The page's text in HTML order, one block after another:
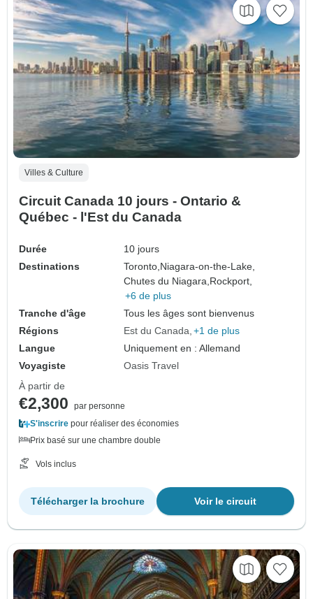
Villes & Culture
Circuit Canada 10 jours - Ontario &
Québec - l'Est du Canada
Durée
10 jours
Destinations
Toronto, Niagara-on-the-Lake,
Chutes du Niagara, Rockport,
+6 de plus
Tranche d'âge
Tous les âges sont bienvenus
Régions
Est du Canada +1 de plus
Langue
Uniquement en : Allemand
Voyagiste
Oasis Travel
À partir de
€2,300
par personne
S'inscrire pour réaliser des économies
Prix basé sur une chambre double
Vols inclus
Voir le circuit
Télécharger la brochure